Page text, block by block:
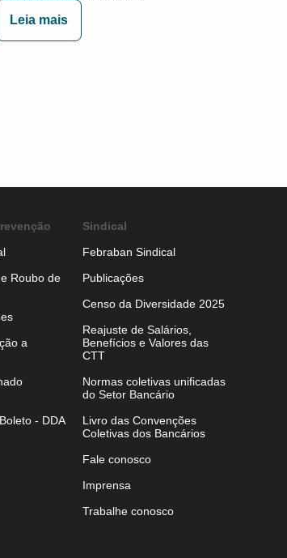
Leia mais
Roubo de
a
- DDA
Sindical
Febraban Sindical
Publicações
Censo da Diversidade 2025
Reajuste de Salários,
Benefícios e Valores das
CTT
Normas coletivas unificadas
do Setor Bancário
Livro das Convenções
Coletivas dos Bancários
Fale conosco
Imprensa
Trabalhe conosco